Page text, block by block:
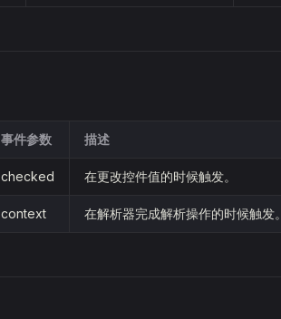
事件参数 描述
checked 在更改控件值的时候触发。
context 在解析器完成解析操作的时候触发。